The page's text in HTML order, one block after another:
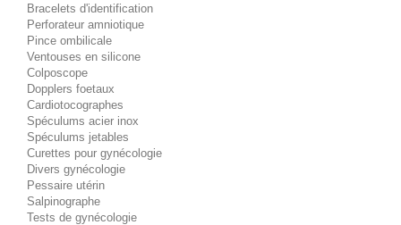
Bracelets d'identification
Perforateur amniotique
Pince ombilicale
Ventouses en silicone
Colposcope
Dopplers foetaux
Cardiotocographes
Spéculums acier inox
Spéculums jetables
Curettes pour gynécologie
Divers gynécologie
Pessaire utérin
Salpinographe
Tests de gynécologie